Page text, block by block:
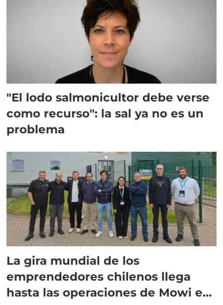
"El lodo salmonicultor debe verse
como recurso": la sal ya no es un
problema
La gira mundial de los
emprendedores chilenos llega
hasta las operaciones de Mowi en